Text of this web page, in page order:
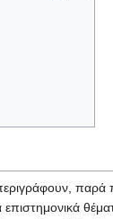
παρά
επιστημονικά